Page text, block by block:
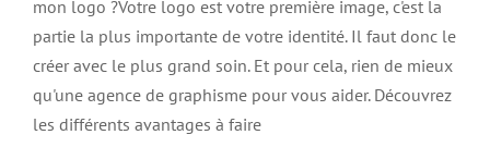
à
une
de
graphisme
pour
mon
mon logo ?Votre logo est votre première image, c'est la
partie la plus importante de votre identité. Il faut donc le
créer avec le plus grand soin. Et pour cela, rien de mieux
qu'une agence de graphisme pour vous aider. Découvrez
les différents avantages à faire